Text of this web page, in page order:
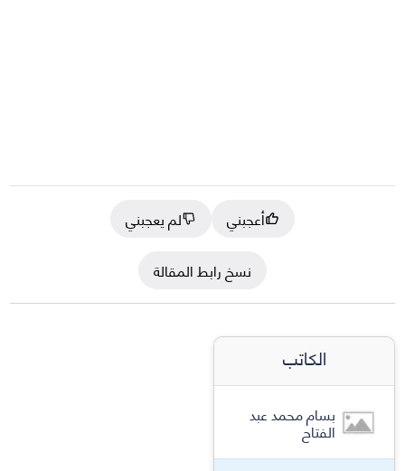
أعجبني
لم يعجبني
نسخ رابط المقالة
الكاتب
بسام محمد عبد
الفتاح